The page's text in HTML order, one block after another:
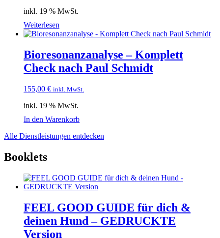
inkl. 19 % MwSt.
Weiterlesen
Bioresonanzanalyse – Komplett
Check nach Paul Schmidt
155,00 € inkl. MwSt.
inkl. 19 % MwSt.
In den Warenkorb
Alle Dienstleistungen entdecken
Booklets
FEEL GOOD GUIDE für dich &
deinen Hund – GEDRUCKTE
Version